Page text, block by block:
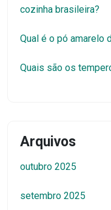
cozinha brasileira?
Qual é o pó amarelo
Quais são os
Arquivos
outubro 2025
setembro 2025